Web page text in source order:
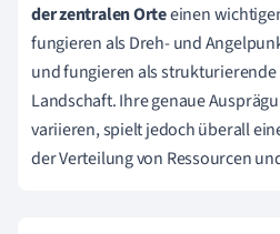
der zentralen Orteeinen
fungieren als Dreh- und
und fungieren als strukturierende
Landschaft. Ihre genaue
variieren, spielt jedoch überall
der Verteilung von Ressourcen